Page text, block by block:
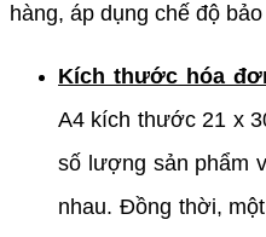
hàng, áp dụng chế độ
Kích thước hóa
A4 kích thước 21 x
số lượng sản phẩm
nhau. Đồng thời,